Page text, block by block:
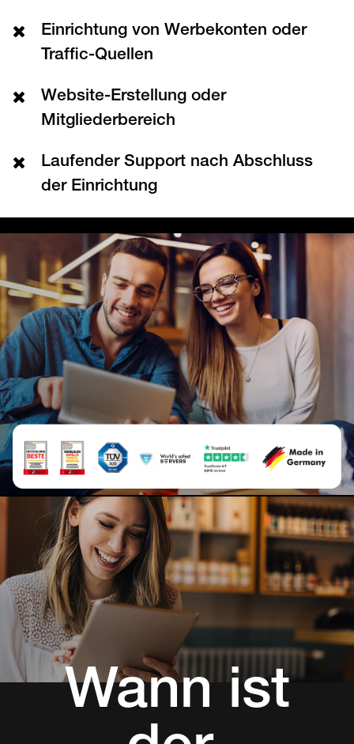
Einrichtung von Werbekonten oder
Traffic-Quellen
Website-Erstellung oder
Mitgliederbereich
Laufender Support nach Abschluss
der Einrichtung
des Digistore24-Standardumfangs
Wann ist